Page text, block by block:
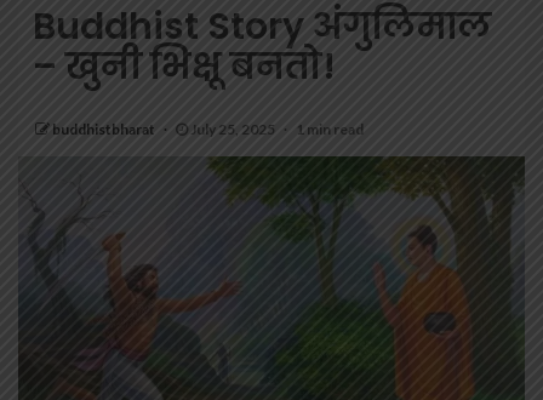
Buddhist Story अंगुलिमाल
– खुनी भिक्षू बनतो!
buddhistbharat July 25, 2025 1 min read